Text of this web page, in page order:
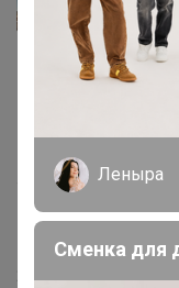
Altezza
В описании
Фото 1 - цвет
Все же последнее
тёмный это
29 июня, 2024 19:27
Леныра
Сменка для